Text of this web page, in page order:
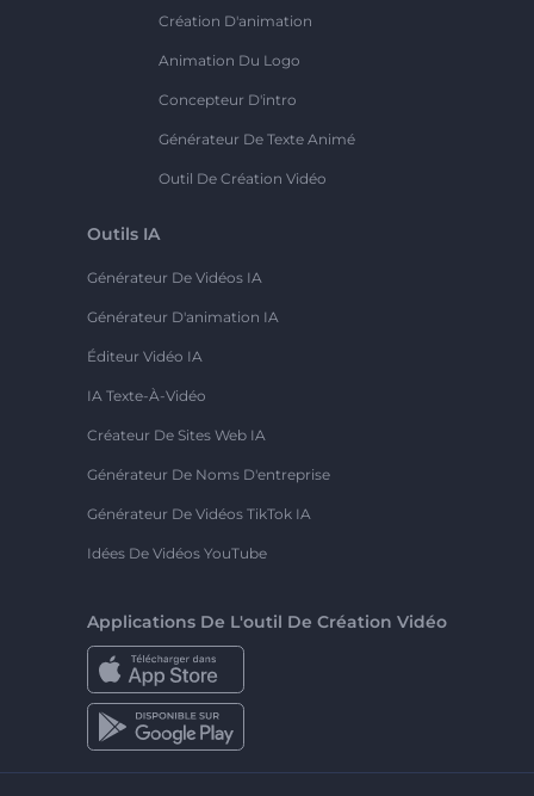
Création D'animation
Animation Du Logo
Concepteur D'intro
Générateur De Texte Animé
Outil De Création Vidéo
Outils IA
Générateur De Vidéos IA
Générateur D'animation IA
Éditeur Vidéo IA
IA Texte-À-Vidéo
Créateur De Sites Web IA
Générateur De Noms D'entreprise
Générateur De Vidéos TikTok IA
Idées De Vidéos YouTube
Applications De L'outil De Création Vidéo